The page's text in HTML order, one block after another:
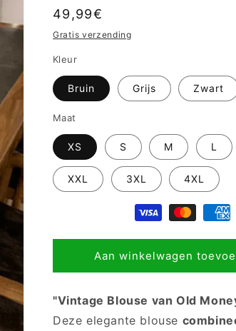
Normale
prijs
49,99€
Gratis verzending
Kleur
Bruin Grijs Zwart
Maat
XS S M L
XXL 3XL 4XL
Aan winkelwagen
"Vintage Blouse van Old
Deze elegante blouse